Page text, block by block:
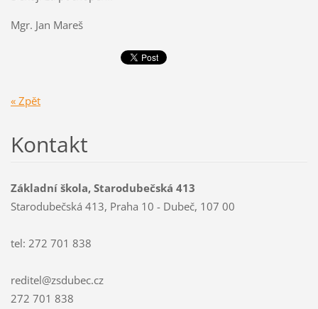
Mgr. Jan Mareš
« Zpět
Kontakt
Základní škola, Starodubečská 413
Starodubečská 413, Praha 10 - Dubeč, 107 00
tel: 272 701 838
reditel@zsdubec.cz
272 701 838